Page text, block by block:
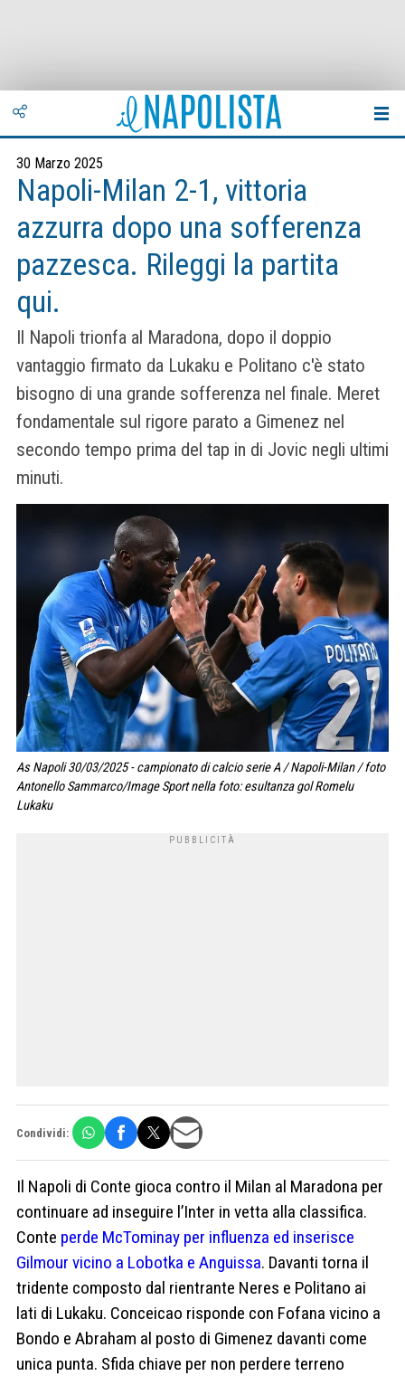
30 Marzo 2025
Napoli-Milan 2-1, vittoria
azzurra dopo una sofferenza
pazzesca. Rileggi la partita
qui.
Il Napoli trionfa al Maradona, dopo il doppio
vantaggio firmato da Lukaku e Politano c'è stato
bisogno di una grande sofferenza nel finale. Meret
fondamentale sul rigore parato a Gimenez nel
secondo tempo prima del tap in di Jovic negli ultimi
minuti.
As Napoli 30/03/2025 - campionato di calcio serie A / Napoli-Milan / foto
Antonello Sammarco/Image Sport nella foto: esultanza gol Romelu
Lukaku
Condividi:
Il Napoli di Conte gioca contro il Milan al Maradona per
continuare ad inseguire l’Inter in vetta alla classifica.
Conte perde McTominay per influenza ed inserisce
Gilmour vicino a Lobotka e Anguissa. Davanti torna il
tridente composto dal rientrante Neres e Politano ai
lati di Lukaku. Conceicao risponde con Fofana vicino a
Bondo e Abraham al posto di Gimenez davanti come
unica punta. Sfida chiave per non perdere terreno